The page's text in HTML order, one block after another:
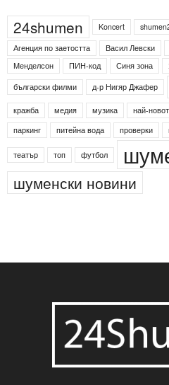
24shumen Koncert
Агенция по заетостта
Васил Левски
Менделсон
ПИН-код Синя зона
български филми
д-р Нигяр Джафер
кражба медия музика най-
паркинг питейна вода проверки
театър топ футбол
шуменски новини